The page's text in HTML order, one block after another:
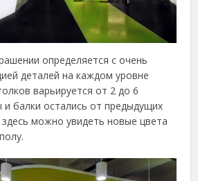
определяется с очень
деталей на каждом уровне
варьируется от 2 до 6
балки остались от предыдущих
можно увидеть новые цвета